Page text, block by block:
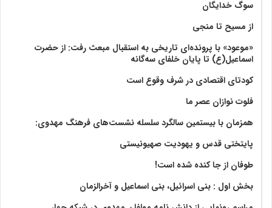
سوگ خدایگان
از مسیح تا منجی
«موعود» با پرونده‌ای تاریخی به استقبال مبعث رفت: از حضرت
اسماعیل(ع) تا پایان خلفای سه‌گانه
کودتای اقتصادی در شرف وقوع است
فلوت نوازان عصر ما
همزمان با بیستمین سالگرد سلسله نشست‌های فرهنگ مهدوی:‌
پایتختی قدس و یهودیت صهیونیستی
طوفان از جا کنده شده است!
بخش اول : بنی اسرائیل، بنی اسماعیل و آخرالزمان